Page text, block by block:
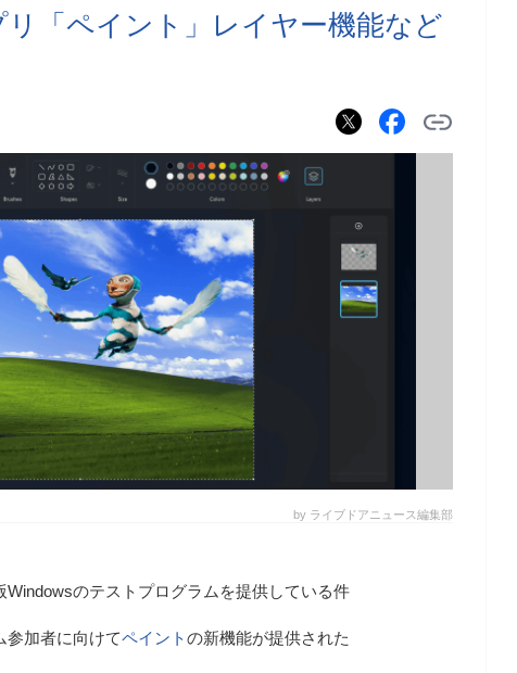
「ペイント」レイヤー機能など
by ライブドアニュース編集部
Windowsのテストプログラムを提供している件
参加者に向けてペイントの新機能が提供された